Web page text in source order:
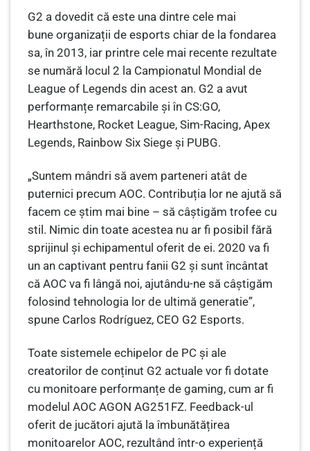
G2 a dovedit că este una dintre cele mai
bune organizații de esports chiar de la fondarea
sa, în 2013, iar printre cele mai recente rezultate
se numără locul 2 la Campionatul Mondial de
League of Legends din acest an. G2 a avut
performanțe remarcabile și în CS:GO,
Hearthstone, Rocket League, Sim-Racing, Apex
Legends, Rainbow Six Siege și PUBG.
„Suntem mândri să avem parteneri atât de
puternici precum AOC. Contribuția lor ne ajută să
facem ce știm mai bine – să câștigăm trofee cu
stil. Nimic din toate acestea nu ar fi posibil fără
sprijinul și echipamentul oferit de ei. 2020 va fi
un an captivant pentru fanii G2 și sunt încântat
că AOC va fi lângă noi, ajutându-ne să câștigăm
folosind tehnologia lor de ultimă generatie”,
spune Carlos Rodríguez, CEO G2 Esports.
Toate sistemele echipelor de PC și ale
creatorilor de conținut G2 actuale vor fi dotate
cu monitoare performanțe de gaming, cum ar fi
modelul AOC AGON AG251FZ. Feedback-ul
oferit de jucători ajută la îmbunătățirea
monitoarelor AOC, rezultând într-o experiență